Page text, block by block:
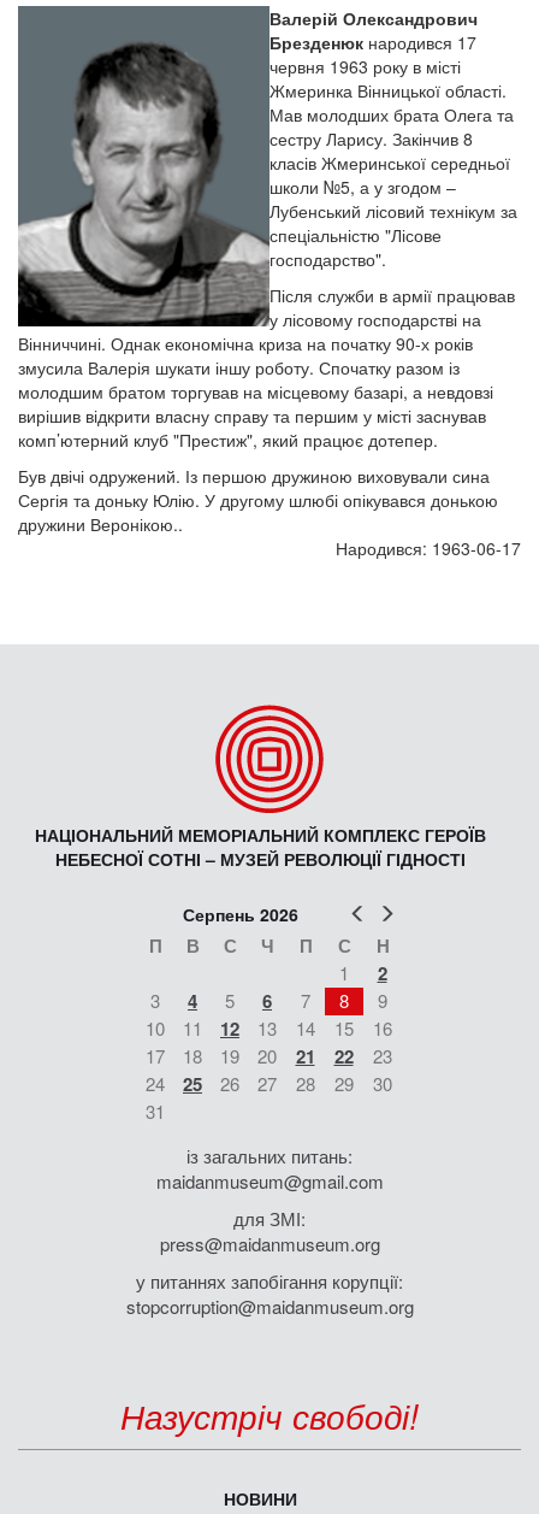
Валерій Олександрович
Брезденюк народився 17
червня 1963 року в місті
Жмеринка Вінницької області.
Мав молодших брата Олега та
сестру Ларису. Закінчив 8
класів Жмеринської середньої
школи №5, а у згодом –
Лубенський лісовий технікум за
спеціальністю "Лісове
господарство".
Після служби в армії працював
у лісовому господарстві на
Вінниччині. Однак економічна криза на початку 90-х років
змусила Валерія шукати іншу роботу. Спочатку разом із
молодшим братом торгував на місцевому базарі, а невдовзі
вирішив відкрити власну справу та першим у місті заснував
комп’ютерний клуб "Престиж", який працює дотепер.
Був двічі одружений. Із першою дружиною виховували сина
Сергія та доньку Юлію. У другому шлюбі опікувався донькою
дружини Веронікою..
Народився: 1963-06-17
НАЦІОНАЛЬНИЙ МЕМОРІАЛЬНИЙ КОМПЛЕКС ГЕРОЇВ
НЕБЕСНОЇ СОТНІ – МУЗЕЙ РЕВОЛЮЦІЇ ГІДНОСТІ
Попер
Серпень 2026
П В С Ч П С Н
1 2
3 4 5 6 7 8
9
10
11 12 13 14 15
16
17
18 19 20 21 22
23
24
25 26 27 28 29
30
31
із загальних питань:
maidanmuseum@gmail.com
для ЗМІ:
press@maidanmuseum.org
у питаннях запобігання корупції:
stopcorruption@maidanmuseum.org
Назустріч свободі!
НОВИНИ